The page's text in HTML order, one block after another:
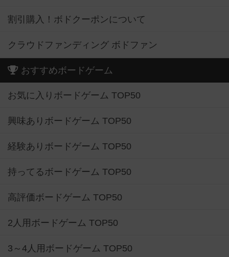
割引購入！ボドクーポンについて
クラウドファンディング ボドファン
おすすめボードゲーム
お気に入りボードゲーム TOP50
興味ありボードゲーム TOP50
経験ありボードゲーム TOP50
持ってるボードゲーム TOP50
高評価ボードゲーム TOP50
2人用ボードゲーム TOP50
3～4人用ボードゲーム TOP50